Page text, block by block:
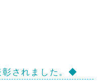
されました。◆